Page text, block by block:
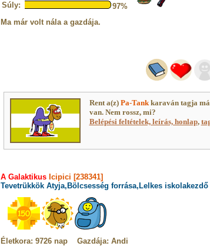
Súly:
97%
Ma már volt nála a gazdája.
Rent a(z) Pa-Tankkaraván tagja
van. Nem rossz, mi?
Belépési feltételek, leírás, honlap,
A GalaktikusIcipici [238341]
Tevetrükkök Atyja,Bölcsesség forrása,Lelkes iskolakezdő
Életkora: 9726 nap Gazdája: Andi